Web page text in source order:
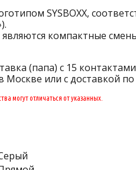
SYSBOXX,
являются компактные
(папа) с 15
Москве или с доставкой по
могут отличаться от указанных.